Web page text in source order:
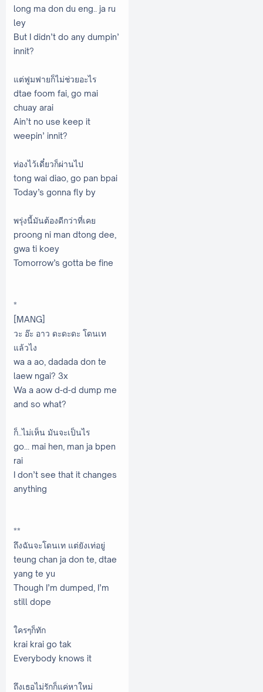
long ma don du eng.. ja ru
ley
But I didn’t do any dumpin’
innit?
แต่ฟูมฟายก็ไม่ช่วยอะไร
dtae foom fai, go mai
chuay arai
Ain’t no use keep it
weepin’ innit?
ท่องไว้เดี๋ยวก็ผ่านไป
tong wai diao, go pan bpai
Today’s gonna fly by
พรุ่งนี้มันต้องดีกว่าที่เคย
proong ni man dtong dee,
gwa ti koey
Tomorrow’s gotta be fine
*
[MANG]
วะ อ๊ะ อาว ดะดะดะ โดนเท
แล้วไง
wa a ao, dadada don te
laew ngai? 3x
Wa a aow d-d-d dump me
and so what?
ก็..ไม่เห็น มันจะเป็นไร
go... mai hen, man ja bpen
rai
I don’t see that it changes
anything
**
ถึงฉันจะโดนเท แต่ยังเท่อยู่
teung chan ja don te, dtae
yang te yu
Though I’m dumped, I’m
still dope
ใครๆก็ทัก
krai krai go tak
Everybody knows it
ถึงเธอไม่รักก็แค่หาใหม่